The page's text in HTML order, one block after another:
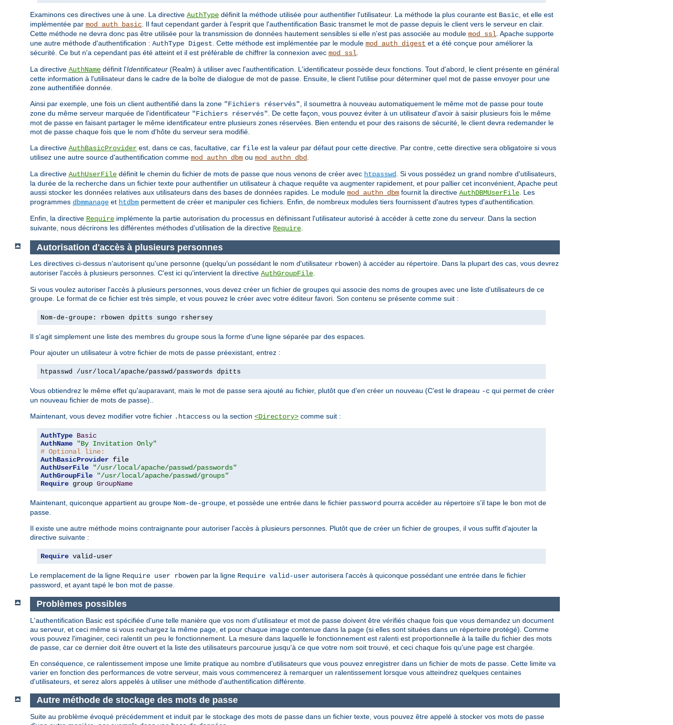
Examinons ces directives une à une. La directive AuthType définit la méthode utilisée pour authentifier l'utilisateur. La méthode la plus courante est Basic , et elle est
implémentée par mod_auth_basic . Il faut cependant garder à l'esprit que l'authentification Basic transmet le mot de passe depuis le client vers le serveur en clair.
Cette méthode ne devra donc pas être utilisée pour la transmission de données hautement sensibles si elle n'est pas associée au module mod_ssl . Apache supporte
une autre méthode d'authentification : AuthType Digest . Cette méthode est implémentée par le module mod_auth_digest et a été conçue pour améliorer la
sécurité. Ce but n'a cependant pas été atteint et il est préférable de chiffrer la connexion avec mod_ssl
La directive AuthName définit l'Identificateur (Realm) à utiliser avec l'authentification. L'identificateur possède deux fonctions. Tout d'abord, le client présente en général
cette information à l'utilisateur dans le cadre de la boîte de dialogue de mot de passe. Ensuite, le client l'utilise pour déterminer quel mot de passe envoyer pour une
zone authentifiée donnée.
Ainsi par exemple, une fois un client authentifié dans la zone "Fichiers réservés" , il soumettra à nouveau automatiquement le même mot de passe pour toute
zone du même serveur marquée de l'identificateur "Fichiers réservés" . De cette façon, vous pouvez éviter à un utilisateur d'avoir à saisir plusieurs fois le même
mot de passe en faisant partager le même identificateur entre plusieurs zones réservées. Bien entendu et pour des raisons de sécurité, le client devra redemander le
mot de passe chaque fois que le nom d'hôte du serveur sera modifié.
La directive AuthBasicProvider est, dans ce cas, facultative, car file est la valeur par défaut pour cette directive. Par contre, cette directive sera obligatoire si vous
utilisez une autre source d'authentification comme mod_authn_dbm ou mod_authn_dbd
La directive AuthUserFile définit le chemin du fichier de mots de passe que nous venons de créer avec htpasswd
. Si vous possédez un grand nombre d'utilisateurs,
la durée de la recherche dans un fichier texte pour authentifier un utilisateur à chaque requête va augmenter rapidement, et pour pallier cet inconvénient, Apache peut
aussi stocker les données relatives aux utilisateurs dans des bases de données rapides. Le module mod_authn_dbm fournit la directive AuthDBMUserFile . Les
programmes dbmmanage et htdbm permettent de créer et manipuler ces fichiers. Enfin, de nombreux modules tiers fournissent d'autres types d'authentification.
Enfin, la directive Require implémente la partie autorisation du processus en définissant l'utilisateur autorisé à accéder à cette zone du serveur. Dans la section
suivante, nous décrirons les différentes méthodes d'utilisation de la directive Require
Autorisation d'accès à plusieurs personnes
Les directives ci-dessus n'autorisent qu'une personne (quelqu'un possédant le nom d'utilisateur rbowen) à accéder au répertoire. Dans la plupart des cas, vous devrez
autoriser l'accès à plusieurs personnes. C'est ici qu'intervient la directive AuthGroupFile.
Si vous voulez autoriser l'accès à plusieurs personnes, vous devez créer un fichier de groupes qui associe des noms de groupes avec une liste d'utilisateurs de ce
groupe. Le format de ce fichier est très simple, et vous pouvez le créer avec votre éditeur favori. Son contenu se présente comme suit :
Nom-de-groupe: rbowen dpitts sungo rshersey
Il s'agit simplement une liste des membres du groupe sous la forme d'une ligne séparée par des espaces.
Pour ajouter un utilisateur à votre fichier de mots de passe préexistant, entrez :
htpasswd /usr/local/apache/passwd/passwords dpitts
Vous obtiendrez le même effet qu'auparavant, mais le mot de passe sera ajouté au fichier, plutôt que d'en créer un nouveau (C'est le drapeau -c qui permet de créer
un nouveau fichier de mots de passe)..
Maintenant, vous devez modifier votre fichier .htaccess ou la section <Directory> comme suit :
AuthType Basic
AuthName
"By Invitation Only"
# Optional line:
AuthBasicProvider
AuthUserFile
"/usr/local/apache/passwd/passwords"
AuthGroupFile
"/usr/local/apache/passwd/groups"
Require group GroupName
Maintenant, quiconque appartient au groupe Nom-de-groupe, et possède une entrée dans le fichier password pourra accéder au répertoire s'il tape le bon mot de
passe.
Il existe une autre méthode moins contraignante pour autoriser l'accès à plusieurs personnes. Plutôt que de créer un fichier de groupes, il vous suffit d'ajouter la
directive suivante :
Require valid-user
Le remplacement de la ligne Require user rbowen par la ligne Require valid-user autorisera l'accès à quiconque possédant une entrée dans le fichier
password, et ayant tapé le bon mot de passe.
Problèmes possibles
L'authentification Basic est spécifiée d'une telle manière que vos nom d'utilisateur et mot de passe doivent être vérifiés chaque fois que vous demandez un document
au serveur, et ceci même si vous rechargez la même page, et pour chaque image contenue dans la page (si elles sont situées dans un répertoire protégé). Comme
vous pouvez l'imaginer, ceci ralentit un peu le fonctionnement. La mesure dans laquelle le fonctionnement est ralenti est proportionnelle à la taille du fichier des mots
de passe, car ce dernier doit être ouvert et la liste des utilisateurs parcourue jusqu'à ce que votre nom soit trouvé, et ceci chaque fois qu'une page est chargée.
En conséquence, ce ralentissement impose une limite pratique au nombre d'utilisateurs que vous pouvez enregistrer dans un fichier de mots de passe. Cette limite va
varier en fonction des performances de votre serveur, mais vous commencerez à remarquer un ralentissement lorsque vous atteindrez quelques centaines
d'utilisateurs, et serez alors appelés à utiliser une méthode d'authentification différente.
Autre méthode de stockage des mots de passe
Suite au problème évoqué précédemment et induit par le stockage des mots de passe dans un fichier texte, vous pouvez être appelé à stocker vos mots de passe